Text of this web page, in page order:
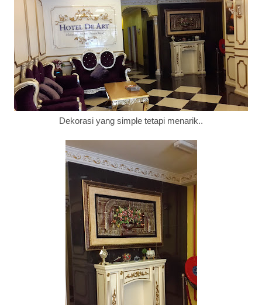
Dekorasi yang simple tetapi menarik..